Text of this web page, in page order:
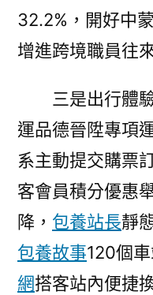
32.2%，開好中
增進跨境職員往
三是出行體
運品德晉陞專項
系主動提交購票
客會員積分優惠
降， 包養站長靜
包養故事120個
網搭客站內便捷